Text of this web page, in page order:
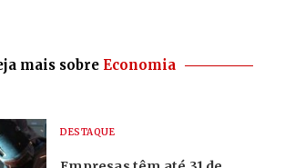
mais sobre Economia
DESTAQUE